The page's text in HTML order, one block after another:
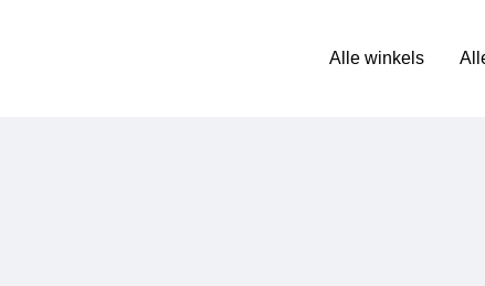
Alle winkels